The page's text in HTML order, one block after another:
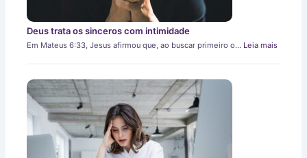
Deus trata os sinceros com intimidade
Em Mateus 6:33, Jesus afirmou que, ao buscar primeiro o… Leia mais